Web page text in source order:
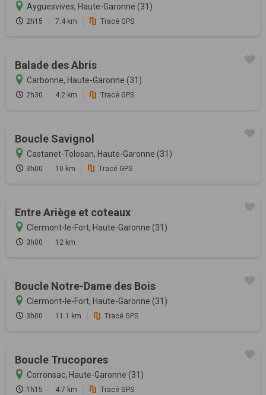
Ayguesvives, Haute-Garonne (31)
2h15 7.4 km Tracé GPS
Balade des Abris
Carbonne, Haute-Garonne (31)
2h30 4.2 km Tracé GPS
Boucle Savignol
Castanet-Tolosan, Haute-Garonne (31)
3h00 10 km Tracé GPS
Entre Ariège et coteaux
Clermont-le-Fort, Haute-Garonne (31)
3h00 12 km
Boucle Notre-Dame des Bois
Clermont-le-Fort, Haute-Garonne (31)
3h00 11.1 km Tracé GPS
Boucle Trucopores
Corronsac, Haute-Garonne (31)
1h15 4.7 km Tracé GPS